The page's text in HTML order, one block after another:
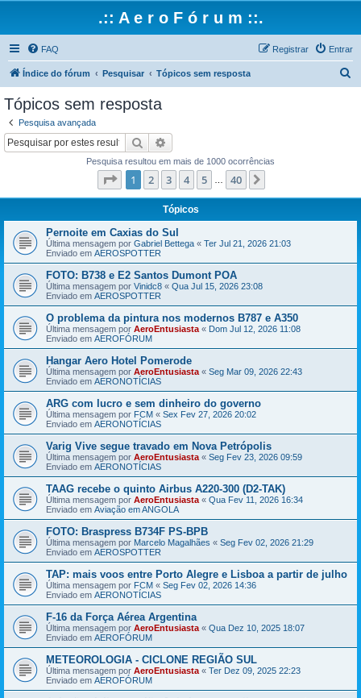
.:: A e r o F ó r u m ::.
FAQ Entrar
Registrar
Índice do fórum Pesquisar Tópicos sem resposta
Tópicos sem resposta
Pesquisa avançada
Pesquisar
Pesquisa resultou em mais de 1000 ocorrências
Página de 40
1 2 3 4 5 40
Tópicos
Pernoite em Caxias do Sul
Última mensagem por Gabriel Bettega « Ter Jul 21, 2026 21:03
Enviado em AEROSPOTTER
FOTO: B738 e E2 Santos Dumont POA
Última mensagem por Vinidc8 « Qua Jul 15, 2026 23:08
Enviado em AEROSPOTTER
O problema da pintura nos modernos B787 e A350
Última mensagem por AeroEntusiasta « Dom Jul 12, 2026 11:08
Enviado em AEROFÓRUM
Hangar Aero Hotel Pomerode
Última mensagem por AeroEntusiasta « Seg Mar 09, 2026 22:43
Enviado em AERONOTÍCIAS
ARG com lucro e sem dinheiro do governo
Última mensagem por FCM « Sex Fev 27, 2026 20:02
Enviado em AERONOTÍCIAS
Varig Vive segue travado em Nova Petrópolis
Última mensagem por AeroEntusiasta « Seg Fev 23, 2026 09:59
Enviado em AERONOTÍCIAS
TAAG recebe o quinto Airbus A220-300 (D2-TAK)
Última mensagem por AeroEntusiasta « Qua Fev 11, 2026 16:34
Enviado em Aviação em ANGOLA
FOTO: Braspress B734F PS-BPB
Última mensagem por Marcelo Magalhães « Seg Fev 02, 2026 21:29
Enviado em AEROSPOTTER
TAP: mais voos entre Porto Alegre e Lisboa a partir de julho
Última mensagem por FCM « Seg Fev 02, 2026 14:36
Enviado em AERONOTÍCIAS
F-16 da Força Aérea Argentina
Última mensagem por AeroEntusiasta « Qua Dez 10, 2025 18:07
Enviado em AEROFÓRUM
METEOROLOGIA - CICLONE REGIÃO SUL
Última mensagem por AeroEntusiasta « Ter Dez 09, 2025 22:23
Enviado em AEROFÓRUM